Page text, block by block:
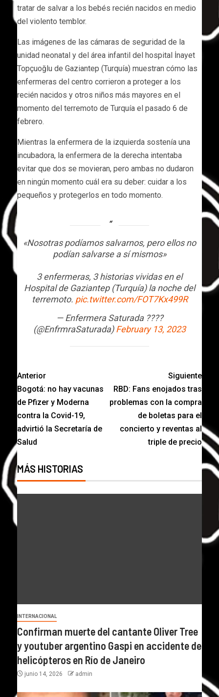
tratar de salvar a los bebés recién nacidos en medio
del violento temblor.
Las imágenes de las cámaras de seguridad de la
unidad neonatal y del área infantil del hospital İnayet
Topçuoğlu de Gaziantep (Turquía) muestran cómo las
enfermeras del centro corrieron a proteger a los
recién nacidos y otros niños más mayores en el
momento del terremoto de Turquía el pasado 6 de
febrero.
Mientras la enfermera de la izquierda sostenía una
incubadora, la enfermera de la derecha intentaba
evitar que dos se movieran, pero ambas no dudaron
en ningún momento cuál era su deber: cuidar a los
pequeños y protegerlos en todo momento.
«Nosotras podíamos salvarnos, pero ellos no
podían salvarse a sí mismos»
3 enfermeras, 3 historias vividas en el
Hospital de Gaziantep (Turquía) la noche del
terremoto. pic.twitter.com/FOT7Kx499R
— Enfermera Saturada ????
(@EnfrmraSaturada)February 13, 2023
Anterior
Bogotá: no hay vacunas
de Pfizer y Moderna
contra la Covid-19,
advirtió la Secretaría de
Salud
Siguiente
RBD: Fans enojados tras
problemas con la compra
de boletas para el
concierto y reventas al
triple de precio
MÁS HISTORIAS
INTERNACIONAL
Confirman muerte del cantante Oliver Tree
y youtuber argentino Gaspi en accidente de
helicópteros en Río de Janeiro
junio 14, 2026 admin